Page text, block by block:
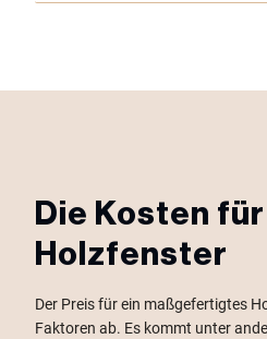
Die Kosten
Holzfenster
Der Preis für ein maßgefertigtes
Faktoren ab. Es kommt unter